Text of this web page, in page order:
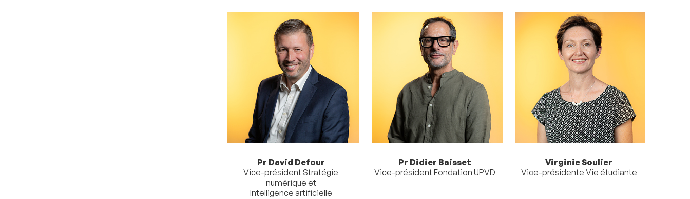
Pr David Defour
Vice-président Stratégie
numérique et
Intelligence artificielle
Pr Didier Baisset
Vice-président Fondation UPVD
Virginie Soulier
Vice-présidente Vie étudiante